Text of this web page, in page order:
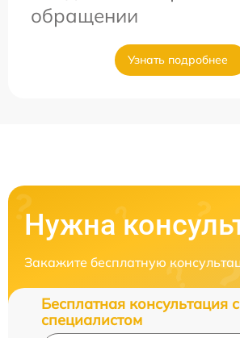
обращении
Узнать подробнее
Нужна
Закажите бесплатную
Бесплатная консультация
специалистом